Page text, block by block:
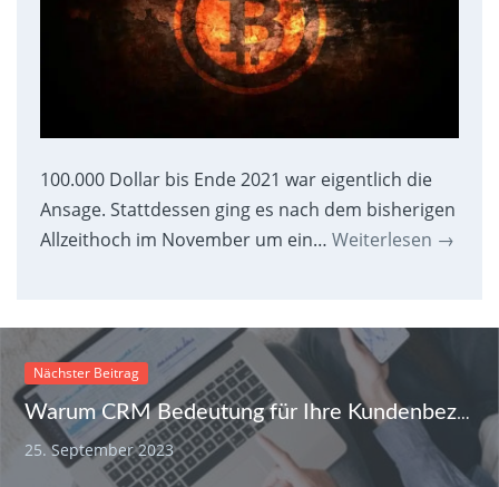
100.000 Dollar bis Ende 2021 war eigentlich die
Ansage. Stattdessen ging es nach dem bisherigen
Allzeithoch im November um ein… Weiterlesen →
Nächster Beitrag
Warum CRM Bedeutung für Ihre Kundenbeziehungen hat
25. September 2023